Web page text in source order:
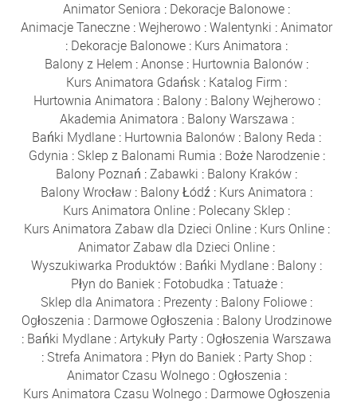
Animator Seniora : Dekoracje Balonowe :
Animacje Taneczne :Wejherowo :Walentynki :Animator
: Dekoracje Balonowe : Kurs Animatora :
Balony z Helem :Anonse : Hurtownia Balonów :
Kurs Animatora Gdańsk : Katalog Firm :
Hurtownia Animatora : Balony: Balony Wejherowo:
Akademia Animatora : Balony Warszawa :
Bańki Mydlane : Hurtownia Balonów : Balony Reda :
Gdynia : Sklep z Balonami Rumia : Boże Narodzenie:
Balony Poznań :Zabawki : Balony Kraków :
Balony Wrocław : Balony Łódź : Kurs Animatora :
Kurs Animatora Online : Polecany Sklep :
Kurs Animatora Zabaw dla Dzieci Online: Kurs Online:
Animator Zabaw dla Dzieci Online :
Wyszukiwarka Produktów : Bańki Mydlane : Balony :
Płyn do Baniek: Fotobudka :Tatuaże:
Sklep dla Animatora : Prezenty : Balony Foliowe :
Ogłoszenia : Darmowe Ogłoszenia : Balony Urodzinowe
: Bańki Mydlane :Artykuły Party : Ogłoszenia Warszawa
: Strefa Animatora : Płyn do Baniek : Party Shop :
Animator Czasu Wolnego: Ogłoszenia :
Kurs Animatora Czasu Wolnego: Darmowe Ogłoszenia